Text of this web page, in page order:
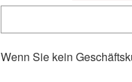
Wenn Sie kein